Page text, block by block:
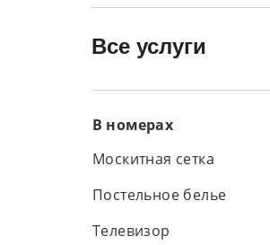
Все услуги
В номерах
Москитная сетка
Постельное белье
Телевизор